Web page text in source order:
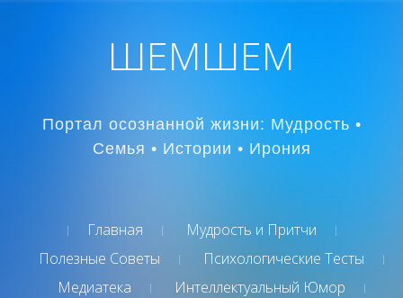
ШЕМШЕМ
Портал осознанной жизни: Мудрость •
Семья • Истории • Ирония
Главная
Мудрость и Притчи
Полезные Советы
Психологические Тесты
Медиатека
Интеллектуальный Юмор